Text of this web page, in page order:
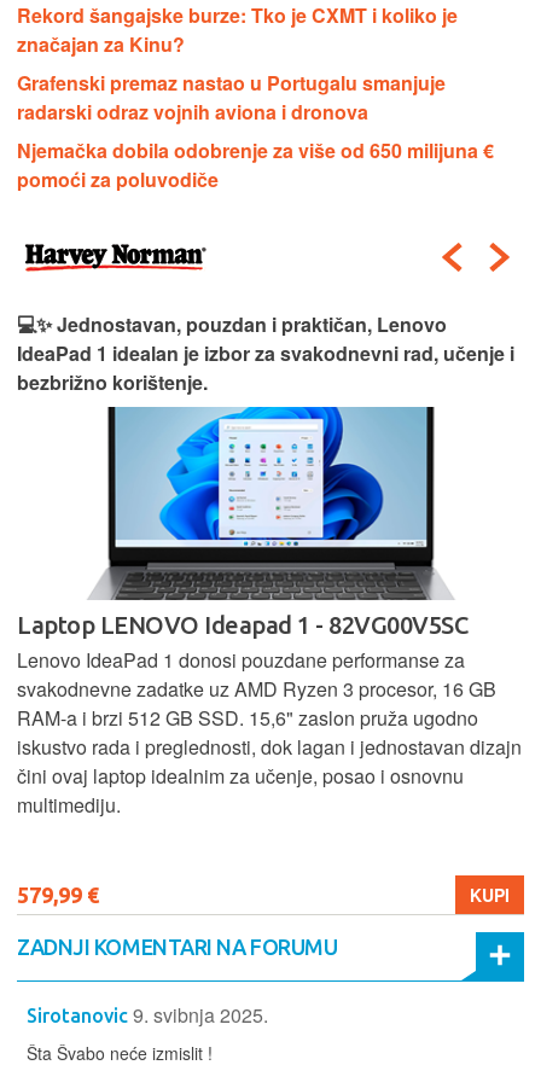
Rekord šangajske burze: Tko je CXMT i koliko je
značajan za Kinu?
Grafenski premaz nastao u Portugalu smanjuje
radarski odraz vojnih aviona i dronova
Njemačka dobila odobrenje za više od 650 milijuna €
pomoći za poluvodiče
💻✨ Jednostavan, pouzdan i praktičan, Lenovo
IdeaPad 1 idealan je izbor za svakodnevni rad, učenje i
bezbrižno korištenje.
Laptop LENOVO Ideapad 1 - 82VG00V5SC
Lenovo IdeaPad 1 donosi pouzdane performanse za
svakodnevne zadatke uz AMD Ryzen 3 procesor, 16 GB
RAM-a i brzi 512 GB SSD. 15,6" zaslon pruža ugodno
iskustvo rada i preglednosti, dok lagan i jednostavan dizajn
čini ovaj laptop idealnim za učenje, posao i osnovnu
multimediju.
579,99 € KUPI
ZADNJI KOMENTARI NA FORUMU
Sirotanovic 9. svibnja 2025.
Šta Švabo neće izmislit !